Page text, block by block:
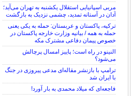
مربی اسپانیایی استقلال یکشنبه به تهران می‌آید؛
آدان در آستانه تمدید، چشمی نزدیک به بازگشت
ترکیه، پاکستان و عربستان: حمله به یکی یعنی
حمله به همه / بیانیه وزارت خارجه پاکستان در
خصوص پیمان دفاعی مشترک مکه
النینو در راه است؛ پاییز امسال پرچالش
می‌شود؟
ترامپ با بازنشر مقاله‌ای مدعی پیروزی در جنگ
با ایران شد
فاجعه‌ای که میلاد محمدی به بار آورد!